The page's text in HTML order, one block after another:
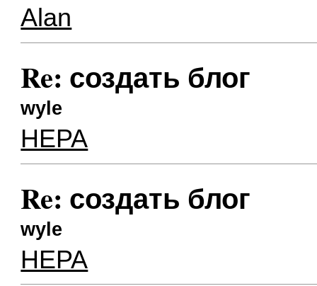
Alan
Re: создать блог
wyle
HEPA
Re: создать блог
wyle
HEPA